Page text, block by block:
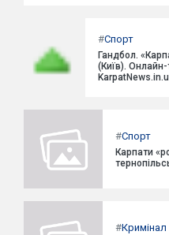
#Спорт
Гандбол.
(Київ). Онлайн-
#Спорт
Карпати
#Кримінал